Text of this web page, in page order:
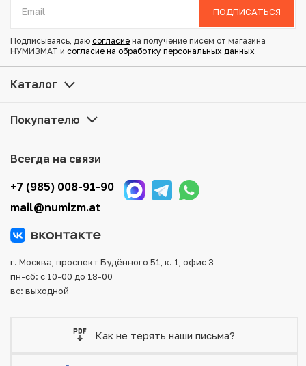
Состояние: UNC
Купить 1 миллион лир 2003 года Турция «535 лет
Стамбульскому монетному двору — 18 июня» по
привлекательной цене можно в нашем интернет-
наличии на нашем складе.
того, возможен самовывоз товара из офиса магазина.
Для вашего удобства представлены несколько способов
оплаты и доставки заказа. Все отправления надежно и
тщательно упаковываются, что исключает возможность
ПОДПИСАТЬСЯ
Подписываясь, даю согласие на получение писем от магазина
НУМИЗМАТ и согласие на обработку персональных данных
Каталог
Покупателю
Всегда на связи
+7 (985) 008-91-90
mail@numizm.at
г. Москва, проспект Будённого 51, к. 1, офис 3
пн-сб: с 10-00 до 18-00
вс: выходной
Как не терять наши письма?